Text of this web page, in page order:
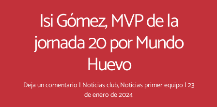
Isi Gómez, MVP de la
jornada 20 por Mundo
Huevo
Deja un comentario | Noticias club,Noticias primer equipo |23
de enero de 2024